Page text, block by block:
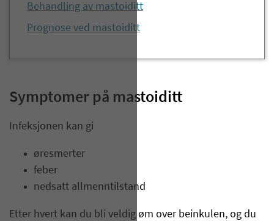
Behandling av mastoiditt
Prognose ved mastoiditt
Symptomer på mastoiditt
Infeksjonen kan gi
øresmerter
feber
nedsatt allmenntilstand
Etter hvert kan du bli veldig øm over beinkulen, og du